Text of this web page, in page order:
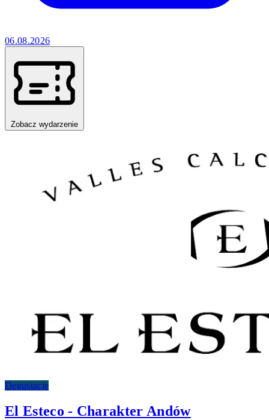
06.08.2026
Zobacz wydarzenie
Degustacje
El Esteco - Charakter Andów